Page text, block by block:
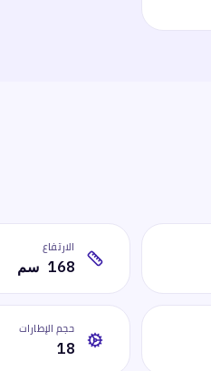
الارتفاع
168 سم
حجم الإطارات
18